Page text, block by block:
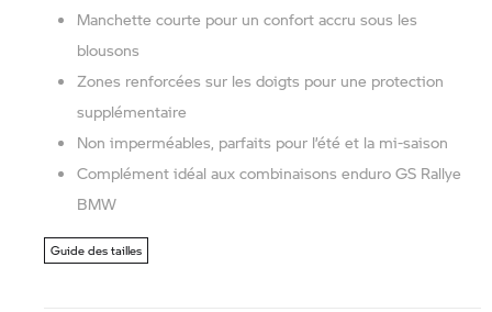
Manchette courte pour un confort accru sous les
blousons
Zones renforcées sur les doigts pour une protection
supplémentaire
Non imperméables, parfaits pour l’été et la mi-saison
Complément idéal aux combinaisons enduro GS Rallye
BMW
Guide des tailles